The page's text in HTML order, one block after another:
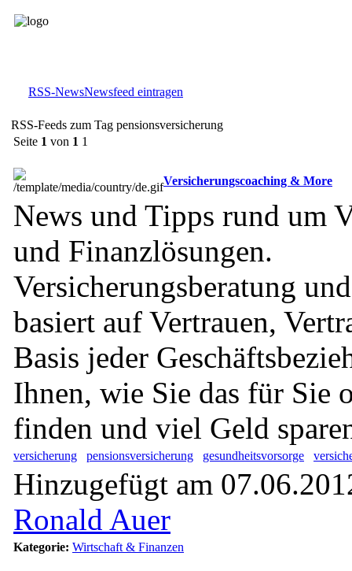
RSS-NewsNewsfeed eintragen
RSS-Feeds zum Tag pensionsversicherung
Seite 1 von 1 1
Versicherungscoaching & More
News und Tipps rund um
und Finanzlösungen.
Versicherungsberatung
basiert auf Vertrauen,
Basis jeder
Ihnen, wie Sie das für Sie
finden und viel Geld
versicherung pensionsversicherung gesundheitsvorsorge
Hinzugefügt am
Ronald Auer
Kategorie: Wirtschaft & Finanzen